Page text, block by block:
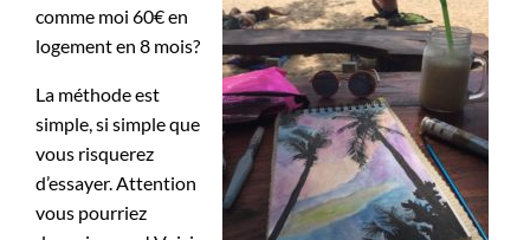
comme moi 60€ en
logement en 8 mois?
La méthode est
simple, si simple que
vous risquerez
d’essayer. Attention
vous pourriez